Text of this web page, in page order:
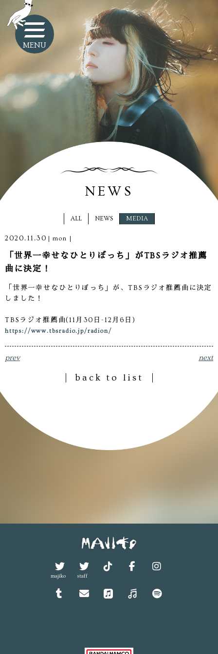
MENU
NEWS
ALL NEWS MEDIA
2020.11.30 mon
「世界一幸せなひとりぼっち」がTBSラジオ推薦
曲に決定！
「世界一幸せなひとりぼっち」が、TBSラジオ推薦曲に決定
しました！
TBSラジオ推薦曲(11月30日-12月6日)
https://www.tbsradio.jp/radion/
next
prev
back to list
majiko staff